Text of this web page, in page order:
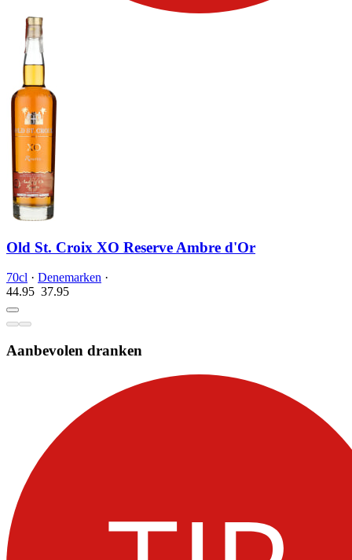
Old St. Croix XO Reserve Ambre d'Or
70cl · Denemarken ·
44.95 37.95
Aanbevolen dranken